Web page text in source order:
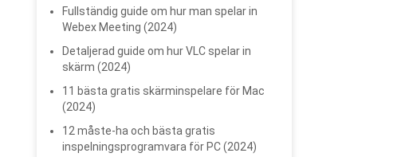
Fullständig guide om hur man spelar in
Webex Meeting (2024)
Detaljerad guide om hur VLC spelar in
skärm (2024)
11 bästa gratis skärminspelare för Mac
(2024)
12 måste-ha och bästa gratis
inspelningsprogramvara för PC (2024)